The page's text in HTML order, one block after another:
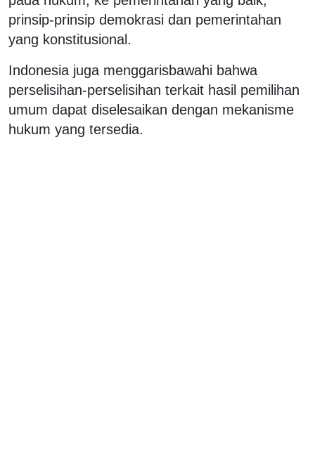
prinsip-prinsip demokrasi dan pemerintahan
yang konstitusional.
Indonesia juga menggarisbawahi bahwa
perselisihan-perselisihan terkait hasil pemilihan
umum dapat diselesaikan dengan mekanisme
hukum yang tersedia.